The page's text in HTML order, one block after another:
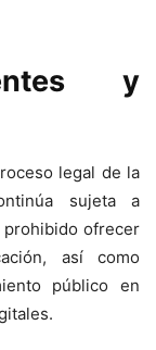
y
legal de la
sujeta a
ofrecer
así como
público en